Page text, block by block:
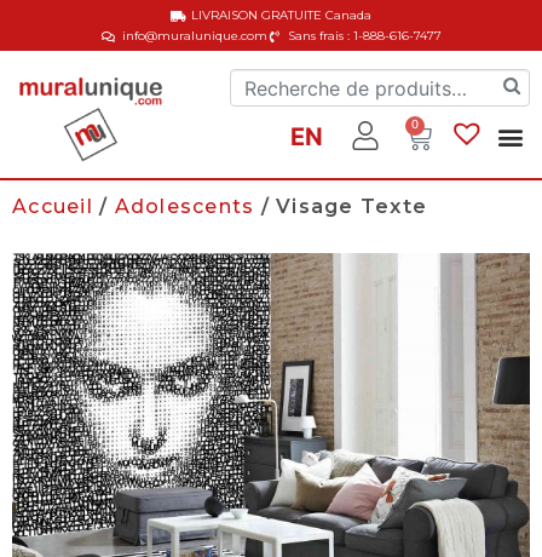
info@muralunique.com Sans frais : 1-888-616-7477
LIVRAISON GRATUITECanada
EN 0
Accueil / Adolescents / Visage Texte